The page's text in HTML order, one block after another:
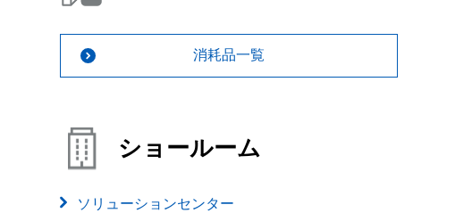
消耗品一覧
ショールーム
ソリューションセンター